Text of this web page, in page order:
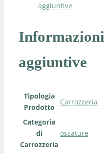
aggiuntive
Informazioni
aggiuntive
Tipologia
Prodotto
Carrozzeria
Categoria
di
Carrozzeria
ossature